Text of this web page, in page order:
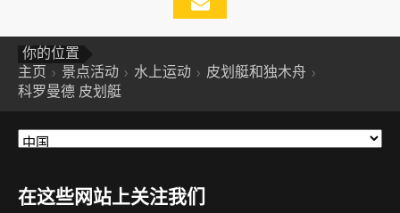
你的位置
主页
景点活动 水上运动
皮划艇和独木舟
科罗曼德 皮划艇
在这些网站上关注我们